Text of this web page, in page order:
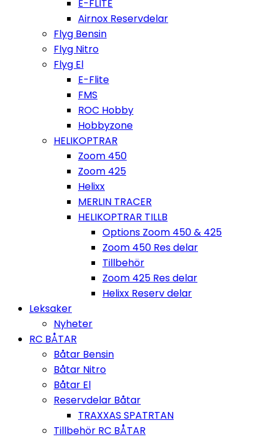
E-FLITE
Airnox Reservdelar
Flyg Bensin
Flyg Nitro
Flyg El
E-Flite
FMS
ROC Hobby
Hobbyzone
HELIKOPTRAR
Zoom 450
Zoom 425
Helixx
MERLIN TRACER
HELIKOPTRAR TILLB
Options Zoom 450 & 425
Zoom 450 Res delar
Tillbehör
Zoom 425 Res delar
Helixx Reserv delar
Leksaker
Nyheter
RC BÅTAR
Båtar Bensin
Båtar Nitro
Båtar El
Reservdelar Båtar
TRAXXAS SPATRTAN
Tillbehör RC BÅTAR